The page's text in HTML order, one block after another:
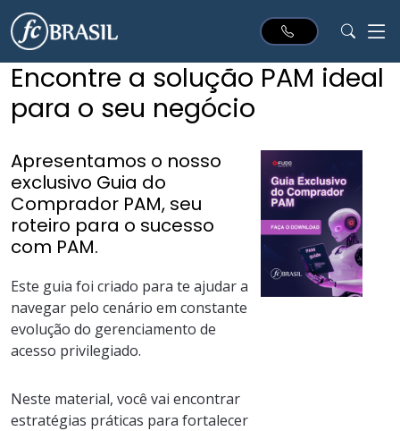
Encontre a solução PAM ideal
para o seu negócio
Apresentamos o nosso
exclusivo Guia do
Comprador PAM, seu
roteiro para o sucesso
com PAM.
Este guia foi criado para te ajudar a
navegar pelo cenário em constante
evolução do gerenciamento de
acesso privilegiado.
Neste material, você vai encontrar
estratégias práticas para fortalecer